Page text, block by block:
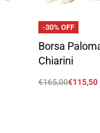
-30% OFF
Borsa
Chiarini
€165,00€115,50